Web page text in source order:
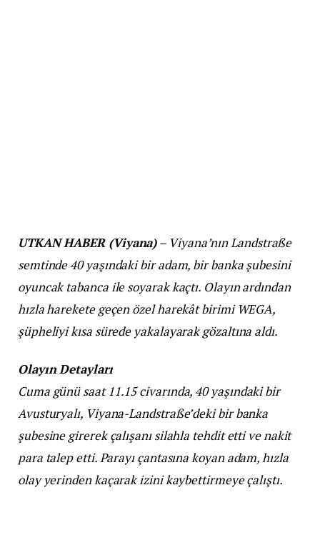
UTKAN HABER (Viyana)– Viyana’nın Landstraße
semtinde 40 yaşındaki bir adam, bir banka şubesini
oyuncak tabanca ile soyarak kaçtı. Olayın ardından
hızla harekete geçen özel harekât birimi WEGA,
şüpheliyi kısa sürede yakalayarak gözaltına aldı.
Olayın Detayları
Cuma günü saat 11.15 civarında, 40 yaşındaki bir
Avusturyalı, Viyana-Landstraße’deki bir banka
şubesine girerek çalışanı silahla tehdit etti ve nakit
para talep etti. Parayı çantasına koyan adam, hızla
olay yerinden kaçarak izini kaybettirmeye çalıştı.